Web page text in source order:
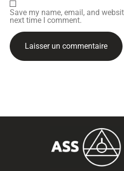
Save my name, email, and
next time I comment.